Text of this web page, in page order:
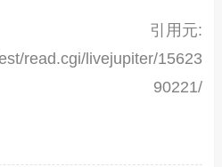
引用元:
read.cgi/livejupiter/15623
90221/